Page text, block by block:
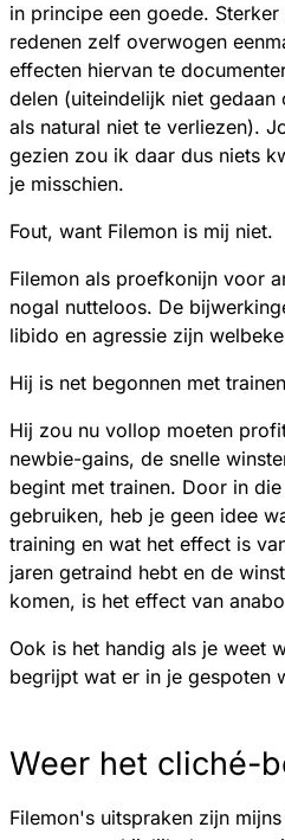
in principe een goede.
redenen zelf overwogen
effecten hiervan te
delen (uiteindelijk niet
als natural niet te verliezen).
gezien zou ik daar dus niets
je misschien.
Fout, want Filemon is mij niet.
Filemon als proefkonijn voor
nogal nutteloos. De
libido en agressie zijn
Hij is net begonnen met
Hij zou nu vollop moeten
newbie-gains, de snelle
begint met trainen. Door in
gebruiken, heb je geen idee
training en wat het effect is
jaren getraind hebt en de
komen, is het effect van
Ook is het handig als je weet
begrijpt wat er in je gespoten
Weer het cliché-
Filemon's uitspraken zijn